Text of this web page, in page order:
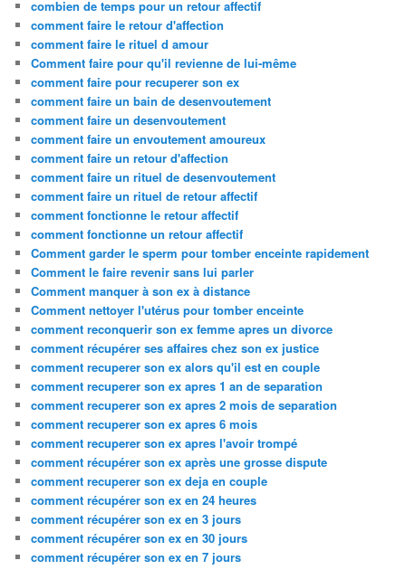
combien de temps pour un retour affectif
comment faire le retour d'affection
comment faire le rituel d amour
Comment faire pour qu'il revienne de lui-même
comment faire pour recuperer son ex
comment faire un bain de desenvoutement
comment faire un desenvoutement
comment faire un envoutement amoureux
comment faire un retour d'affection
comment faire un rituel de desenvoutement
comment faire un rituel de retour affectif
comment fonctionne le retour affectif
comment fonctionne un retour affectif
Comment garder le sperm pour tomber enceinte rapidement
Comment le faire revenir sans lui parler
Comment manquer à son ex à distance
Comment nettoyer l'utérus pour tomber enceinte
comment reconquerir son ex femme apres un divorce
comment récupérer ses affaires chez son ex justice
comment recuperer son ex alors qu'il est en couple
comment recuperer son ex apres 1 an de separation
comment recuperer son ex apres 2 mois de separation
comment recuperer son ex apres 6 mois
comment recuperer son ex apres l'avoir trompé
comment récupérer son ex après une grosse dispute
comment recuperer son ex deja en couple
comment récupérer son ex en 24 heures
comment récupérer son ex en 3 jours
comment récupérer son ex en 30 jours
comment récupérer son ex en 7 jours